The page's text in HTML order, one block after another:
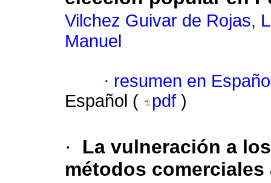
Vilchez Guivar de Rojas,
Manuel
· resumen en
Español (
pdf )
·
La vulneración a
métodos